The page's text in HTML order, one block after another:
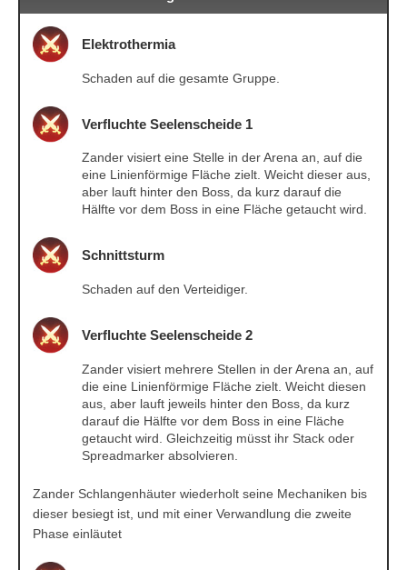
Elektrothermia
Schaden auf die gesamte Gruppe.
Verfluchte Seelenscheide 1
Zander visiert eine Stelle in der Arena an, auf die
eine Linienförmige Fläche zielt. Weicht dieser aus,
aber lauft hinter den Boss, da kurz darauf die
Hälfte vor dem Boss in eine Fläche getaucht wird.
Schnittsturm
Schaden auf den Verteidiger.
Verfluchte Seelenscheide 2
Zander visiert mehrere Stellen in der Arena an, auf
die eine Linienförmige Fläche zielt. Weicht diesen
aus, aber lauft jeweils hinter den Boss, da kurz
darauf die Hälfte vor dem Boss in eine Fläche
getaucht wird. Gleichzeitig müsst ihr Stack oder
Spreadmarker absolvieren.
Zander Schlangenhäuter wiederholt seine Mechaniken bis
dieser besiegt ist, und mit einer Verwandlung die zweite
Phase einläutet